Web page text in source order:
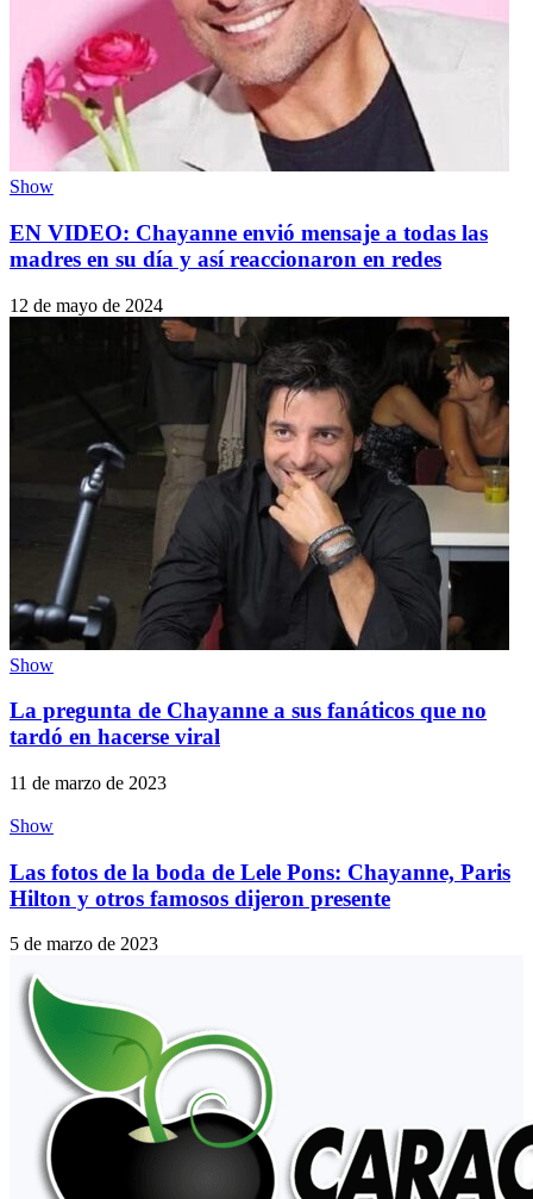
Show
EN VIDEO: Chayanne envió mensaje a todas las
madres en su día y así reaccionaron en redes
12 de mayo de 2024
Show
La pregunta de Chayanne a sus fanáticos que no
tardó en hacerse viral
11 de marzo de 2023
Show
Las fotos de la boda de Lele Pons: Chayanne, Paris
Hilton y otros famosos dijeron presente
5 de marzo de 2023